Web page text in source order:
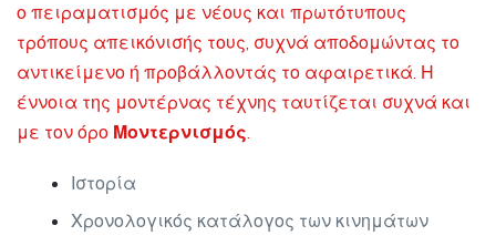
ο πειραματισμός με νέους και πρωτότυπους
τρόπους απεικόνισής τους, συχνά αποδομώντας το
αντικείμενο ή προβάλλοντάς το αφαιρετικά. Η
έννοια της μοντέρνας τέχνης ταυτίζεται συχνά και
με τον όρο Μοντερνισμός.
Ιστορία
Χρονολογικός κατάλογος των κινημάτων